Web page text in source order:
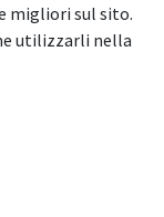
migliori sul sito.
utilizzarli nella